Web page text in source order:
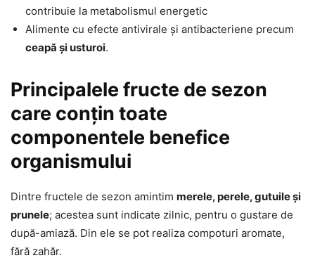
contribuie la metabolismul energetic
Alimente cu efecte antivirale și antibacteriene precum
ceapă și usturoi.
Principalele fructe de sezon
care conțin toate
componentele benefice
organismului
Dintre fructele de sezon amintim merele, perele, gutuile și
prunele; acestea sunt indicate zilnic, pentru o gustare de
după-amiază. Din ele se pot realiza compoturi aromate,
fără zahăr.